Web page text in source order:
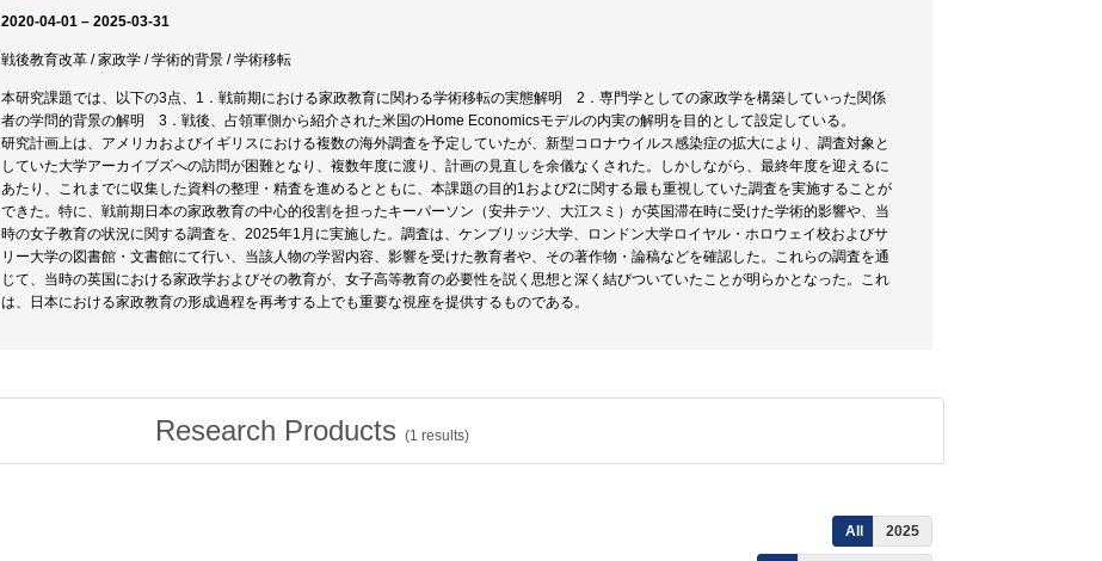
2020-04-01 – 2025-03-31
戦後教育改革 / 家政学 / 学術的背景 / 学術移転
本研究課題では、以下の3点、1．戦前期における家政教育に関わる学術移転の実態解明 2．専門学としての家政学を構築していった関係
者の学問的背景の解明 3．戦後、占領軍側から紹介された米国のHome Economicsモデルの内実の解明を目的として設定している。
研究計画上は、アメリカおよびイギリスにおける複数の海外調査を予定していたが、新型コロナウイルス感染症の拡大により、調査対象と
していた大学アーカイブズへの訪問が困難となり、複数年度に渡り、計画の見直しを余儀なくされた。しかしながら、最終年度を迎えるに
あたり、これまでに収集した資料の整理・精査を進めるとともに、本課題の目的1および2に関する最も重視していた調査を実施することが
できた。特に、戦前期日本の家政教育の中心的役割を担ったキーパーソン（安井テツ、大江スミ）が英国滞在時に受けた学術的影響や、当
時の女子教育の状況に関する調査を、2025年1月に実施した。調査は、ケンブリッジ大学、ロンドン大学ロイヤル・ホロウェイ校およびサ
リー大学の図書館・文書館にて行い、当該人物の学習内容、影響を受けた教育者や、その著作物・論稿などを確認した。これらの調査を通
じて、当時の英国における家政学およびその教育が、女子高等教育の必要性を説く思想と深く結びついていたことが明らかとなった。これ
は、日本における家政教育の形成過程を再考する上でも重要な視座を提供するものである。
Research Products (1 results)
All 2025